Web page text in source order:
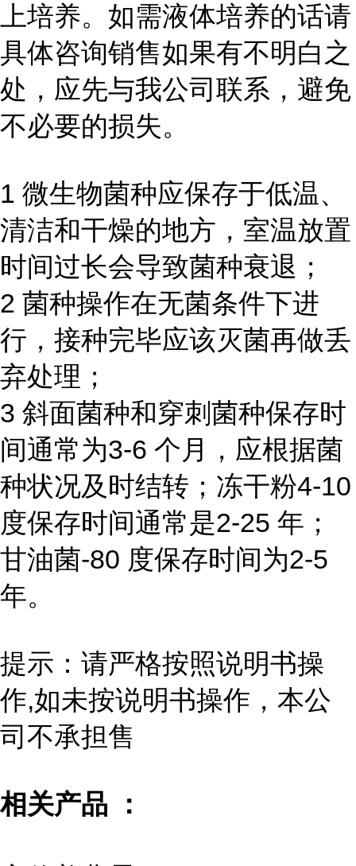
上培养。如需液体培养的话请
具体咨询销售如果有不明白之
处，应先与我公司联系，避免
不必要的损失。
1 微生物菌种应保存于低温、
清洁和干燥的地方，室温放置
时间过长会导致菌种衰退；
2 菌种操作在无菌条件下进
行，接种完毕应该灭菌再做丢
弃处理；
3 斜面菌种和穿刺菌种保存时
间通常为3-6 个月，应根据菌
种状况及时结转；冻干粉4-10
度保存时间通常是2-25 年；
甘油菌-80 度保存时间为2-5
年。
提示：请严格按照说明书操
作,如未按说明书操作，本公
司不承担售
相关产品 ：